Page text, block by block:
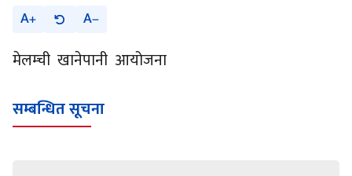
A A
मेलम्ची खानेपानी आयोजना
सम्बन्धित सूचना